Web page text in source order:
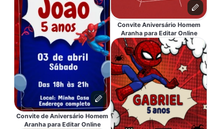
Convite de Aniversário Homem
Aranha para Editar Online
Convite Aniversário Homem
Aranha para Editar Online